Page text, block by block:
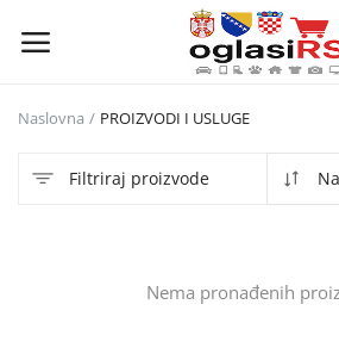
oglas
Naslovna PROIZVODI I USLUGE
Filtriraj proizvode
Nema pronađenih